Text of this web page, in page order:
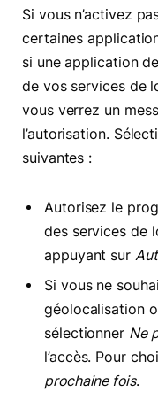
Si vous n’activez
certaines
si une application
de vos services de
vous verrez un
l’autorisation.
suivantes :
Autorisez le
des services de
appuyant sur
Si vous ne
géolocalisation
sélectionner Ne
l’accès. Pour
prochaine fois.